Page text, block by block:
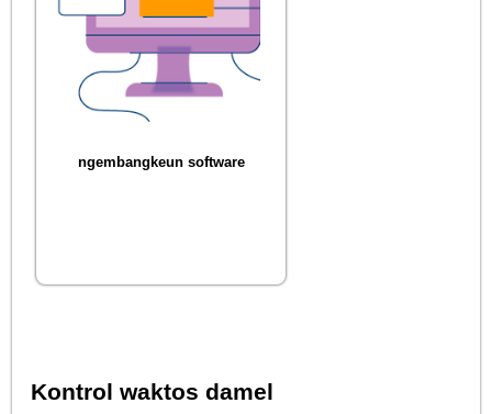
ngembangkeun software
Kontrol waktos damel